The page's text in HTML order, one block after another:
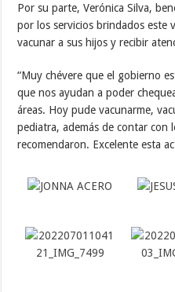
Por su parte, Verónica Silva,
por los servicios brindados este
vacunar a sus hijos y recibir
“Muy chévere que el gobierno
que nos ayudan a poder
áreas. Hoy pude vacunarme,
pediatra, además de contar con
recomendaron. Excelente esta